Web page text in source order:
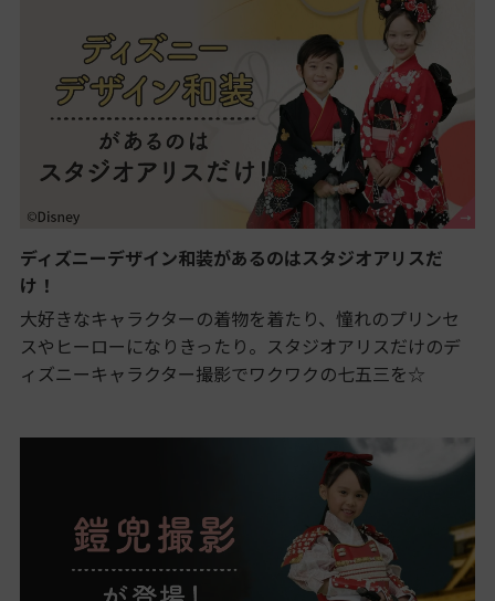
ディズニーデザイン和装があるのはスタジオアリスだ
け！
大好きなキャラクターの着物を着たり、憧れのプリンセ
スやヒーローになりきったり。スタジオアリスだけのデ
ィズニーキャラクター撮影でワクワクの七五三を☆